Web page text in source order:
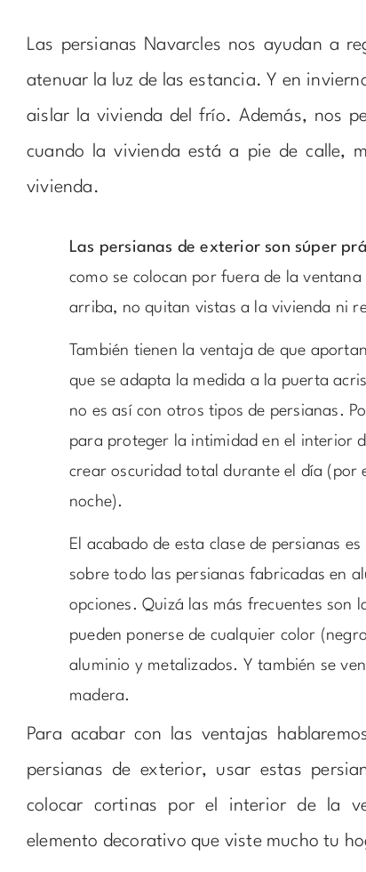
Las persianas Navarcles nos ayudan a
atenuar la luz de las estancia. Y en
aislar la vivienda del frío. Además, nos
cuando la vivienda está a pie de calle,
vivienda.
Las persianas de exterior son súper
como se colocan por fuera de la
arriba, no quitan vistas a la vivienda ni
También tienen la ventaja de que
que se adapta la medida a la puerta
no es así con otros tipos de persianas.
para proteger la intimidad en el interior
crear oscuridad total durante el día (por
noche).
El acabado de esta clase de persianas
sobre todo las persianas fabricadas en
opciones. Quizá las más frecuentes son
pueden ponerse de cualquier color
aluminio y metalizados. Y también se
madera.
Para acabar con las ventajas
persianas de exterior, usar estas
colocar cortinas por el interior de la
elemento decorativo que viste mucho tu